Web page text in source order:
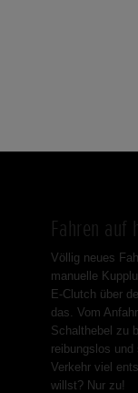
Fahren auf
Völlig neues
manuelle
E-Clutch über
das. Vom
Schalthebel zu
reibungslos
Verkehr viel
willst? Nur zu!